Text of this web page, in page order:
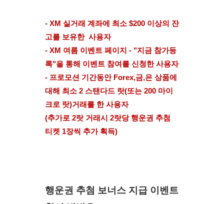
- XM 실거래 계좌에 최소 $200 이상의 잔
고를 보유한  사용자
- XM 여름 이벤트 페이지 - "지금 참가등
록"을 통해 이벤트 참여를 신청한 사용자
- 프로모션 기간동안 Forex,금,은 상품에
대해 최소 2 스탠다드 랏(또는 200 마이
크로 랏)거래를 한 사용자
(추가로 2랏 거래시 2랏당 행운권 추첨
티켓 1장씩 추가 획득)
행운권 추첨 보너스 지급 이벤트